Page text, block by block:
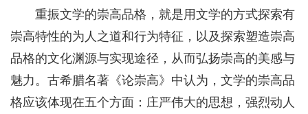
重振文学的崇高品格，就是用文学的方式探索有
崇高特性的为人之道和行为特征，以及探索塑造崇高
品格的文化渊源与实现途径，从而弘扬崇高的美感与
魅力。古希腊名著《论崇高》中认为，文学的崇高品
格应该体现在五个方面：庄严伟大的思想，强烈动人